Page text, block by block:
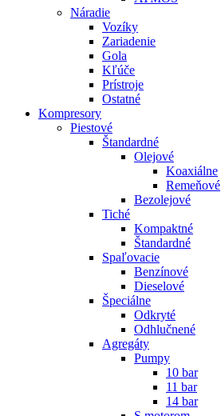
Náradie
Vozíky
Zariadenie
Gola
Kľúče
Prístroje
Ostatné
Kompresory
Piestové
Štandardné
Olejové
Koaxiálne
Remeňové
Bezolejové
Tiché
Kompaktné
Štandardné
Spaľovacie
Benzínové
Dieselové
Špeciálne
Odkryté
Odhlučnené
Agregáty
Pumpy
10 bar
11 bar
14 bar